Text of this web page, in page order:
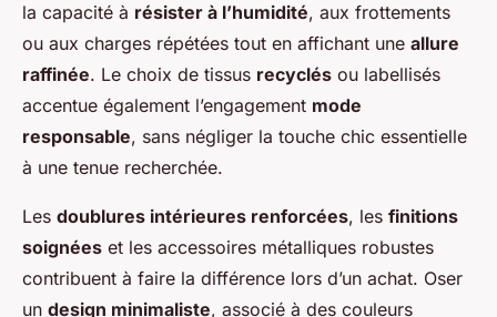
la capacité à résister à l’humidité, aux frottements
ou aux charges répétées tout en affichant une allure
raffinée. Le choix de tissus recyclés ou labellisés
accentue également l’engagement mode
responsable, sans négliger la touche chic essentielle
à une tenue recherchée.
Les doublures intérieures renforcées, les finitions
soignées et les accessoires métalliques robustes
contribuent à faire la différence lors d’un achat. Oser
un design minimaliste, associé à des couleurs